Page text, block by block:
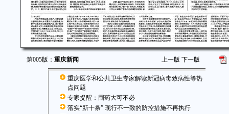
第005版： 重庆新闻 上一版 下一版
重庆医学和公共卫生专家解读新冠病毒致病性等热
点问题
专家提醒：囤药大可不必
落实“新十条” 现行不一致的防控措施不再执行